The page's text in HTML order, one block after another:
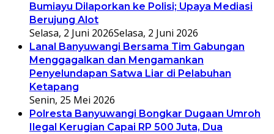
Bumiayu Dilaporkan ke Polisi; Upaya Mediasi
Berujung Alot
Selasa, 2 Juni 2026Selasa, 2 Juni 2026
Lanal Banyuwangi Bersama Tim Gabungan
Menggagalkan dan Mengamankan
Penyelundapan Satwa Liar di Pelabuhan
Ketapang
Senin, 25 Mei 2026
Polresta Banyuwangi Bongkar Dugaan Umroh
Ilegal Kerugian Capai RP 500 Juta, Dua